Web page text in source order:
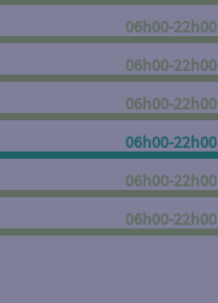
06h00-22h00
06h00-22h00
06h00-22h00
06h00-22h00
06h00-22h00
06h00-22h00